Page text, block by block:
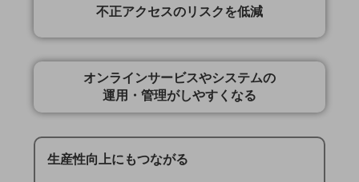
業種・業態で探すTOP不正アクセスのリスクを低減
オンラインサービスやシステムの
運用・管理がしやすくなる
生産性向上にもつながる